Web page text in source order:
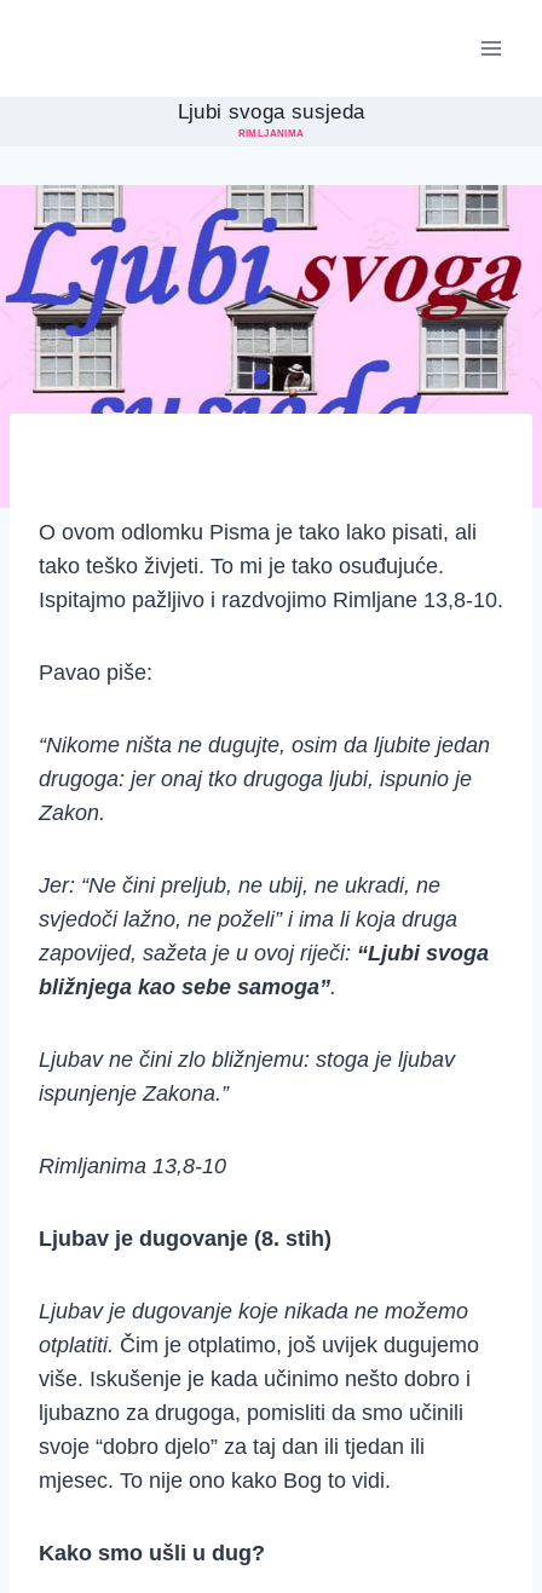
Ljubi svoga susjeda
RIMLJANIMA
O ovom odlomku Pisma je tako lako pisati, ali
tako teško živjeti. To mi je tako osuđujuće.
Ispitajmo pažljivo i razdvojimo Rimljane 13,8-10.
Pavao piše:
“Nikome ništa ne dugujte, osim da ljubite jedan
drugoga: jer onaj tko drugoga ljubi, ispunio je
Zakon.
Jer: “Ne čini preljub, ne ubij, ne ukradi, ne
svjedoči lažno, ne poželi” i ima li koja druga
zapovijed, sažeta je u ovoj riječi: “Ljubi svoga
bližnjega kao sebe samoga”.
Ljubav ne čini zlo bližnjemu: stoga je ljubav
ispunjenje Zakona.”
Rimljanima 13,8-10
Ljubav je dugovanje (8. stih)
Ljubav je dugovanje koje nikada ne možemo
otplatiti. Čim je otplatimo, još uvijek dugujemo
više. Iskušenje je kada učinimo nešto dobro i
ljubazno za drugoga, pomisliti da smo učinili
svoje “dobro djelo” za taj dan ili tjedan ili
mjesec. To nije ono kako Bog to vidi.
Kako smo ušli u dug?